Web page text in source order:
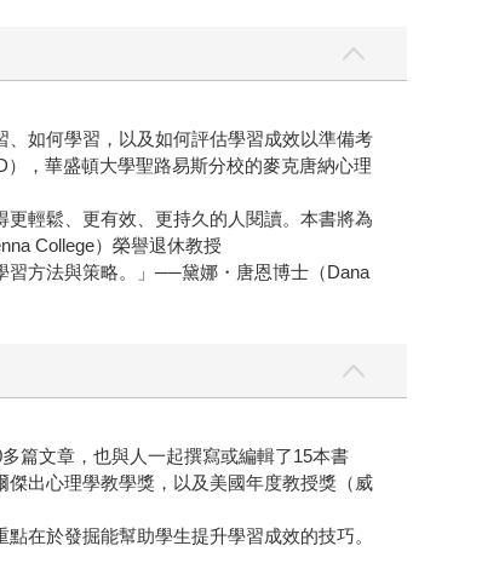
、如何學習，以及如何評估學習成效以準備考
，華盛頓大學聖路易斯分校的麥克唐納心理
輕鬆、更有效、更持久的人閱讀。本書將為
College）榮譽退休教授
習方法與策略。」──黛娜・唐恩博士（Dana
篇文章，也與人一起撰寫或編輯了15本書
出心理學教學獎，以及美國年度教授獎（威
在於發掘能幫助學生提升學習成效的技巧。